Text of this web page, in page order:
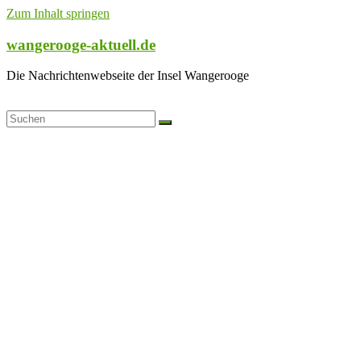
Zum Inhalt springen
wangerooge-aktuell.de
Die Nachrichtenwebseite der Insel Wangerooge